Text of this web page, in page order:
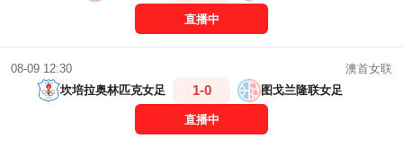
直播中
08-09 12:30
澳首女联
坎培拉奥林匹克女足
1-0 图戈兰隆联女足
直播中